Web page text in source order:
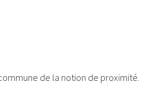
de la notion de proximité.